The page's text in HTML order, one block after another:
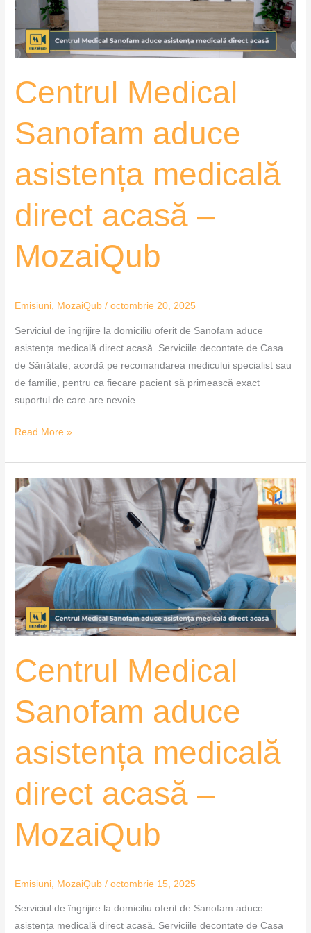
Centrul Medical
Sanofam aduce
asistența medicală
direct acasă –
MozaiQub
Emisiuni, MozaiQub /octombrie 20, 2025
Serviciul de îngrijire la domiciliu oferit de Sanofam aduce
asistența medicală direct acasă. Serviciile decontate de Casa
de Sănătate, acordă pe recomandarea medicului specialist sau
de familie, pentru ca fiecare pacient să primească exact
suportul de care are nevoie.
direct
acasă
–
Read More »
Centrul Medical
Sanofam aduce
asistența medicală
direct acasă –
MozaiQub
Emisiuni MozaiQub /octombrie 15, 2025
Serviciul de îngrijire la domiciliu oferit de Sanofam aduce
asistența medicală direct acasă. Serviciile decontate de Casa
Centrul
Medical
Sanofam
aduce
asistența
medicală
direct
acasă
–